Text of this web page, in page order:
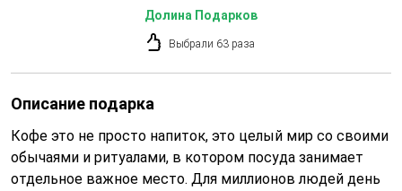
Долина Подарков
Выбрали 63 раза
Описание подарка
Кофе это не просто напиток, это целый мир со своими
обычаями и ритуалами, в котором посуда занимает
отдельное важное место. Для миллионов людей день